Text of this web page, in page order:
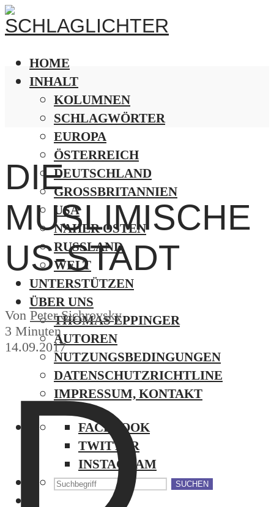
HOME
INHALT
KOLUMNEN
SCHLAGWÖRTER
EUROPA
ÖSTERREICH
DEUTSCHLAND
GROSSBRITANNIEN
USA
NAHER OSTEN
RUSSLAND
WELT
UNTERSTÜTZEN
ÜBER UNS
THOMAS EPPINGER
AUTOREN
NUTZUNGSBEDINGUNGEN
DATENSCHUTZRICHTLINE
IMPRESSUM, KONTAKT
FACEBOOK
TWITTER
INSTAGRAM
SUCHEN
DIE
MUSLIMISCHE
US-STADT
Von Peter Sichrovsky
3 Minuten
14.09.2017